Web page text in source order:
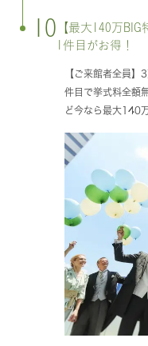
10 【最大140万
1件目がお得！
【ご来館者全員】
件目で挙式料全額
ど今なら最大140